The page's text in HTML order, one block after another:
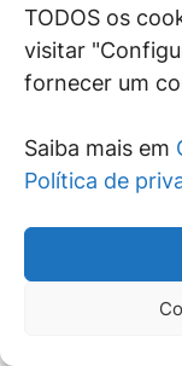
TODOS os
visitar
fornecer um
Saiba mais em
Política de
SOBRE
direito
desta
próprio